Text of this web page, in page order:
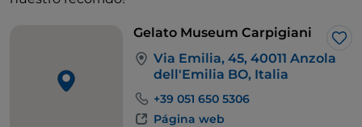
Gelato Museum Carpigiani
Me
Via Emilia, 45, 40011 Anzola
dell'Emilia BO, Italia
+39 051 650 5306
Página web